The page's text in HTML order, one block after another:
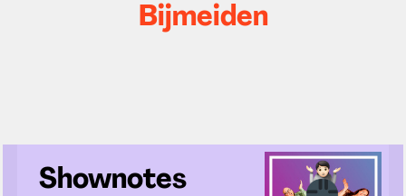
Bijmeiden
Shownotes